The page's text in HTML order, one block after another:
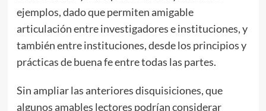
ejemplos, dado que permiten amigable
articulación entre investigadores e instituciones, y
también entre instituciones, desde los principios y
prácticas de buena fe entre todas las partes.
Sin ampliar las anteriores disquisiciones, que
algunos amables lectores podrían considerar